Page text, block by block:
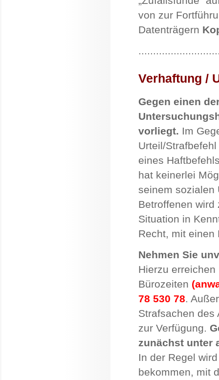
von zur
Datenträgern
Verhaftung /
Gegen einen
vorliegt. Im
Urteil/
eines
hat keinerlei
seinem sozialen
Betroffenen wird
Situation in
Recht, mit einen
Nehmen Sie
Hierzu
Bürozeiten
78 530 78.
Strafsachen des
zur Verfügung.
zunächst unter
In der Regel
bekommen, mit